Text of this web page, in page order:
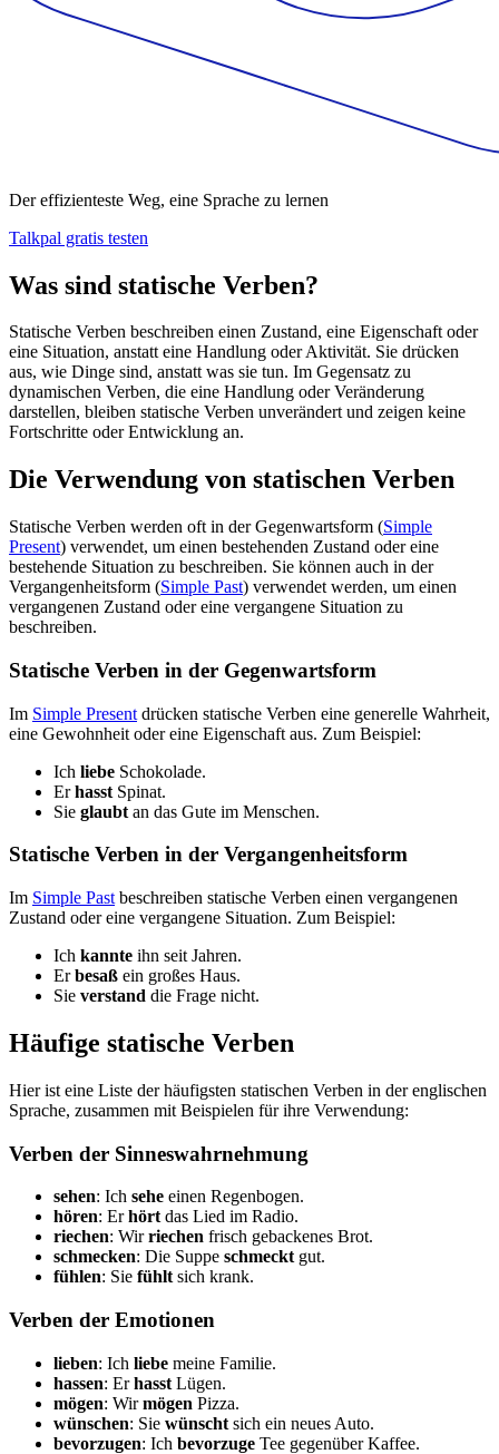
Der effizienteste Weg, eine Sprache zu lernen
Talkpal gratis testen
Was sind statische Verben?
Statische Verben beschreiben einen Zustand, eine Eigenschaft oder
eine Situation, anstatt eine Handlung oder Aktivität. Sie drücken
aus, wie Dinge sind, anstatt was sie tun. Im Gegensatz zu
dynamischen Verben, die eine Handlung oder Veränderung
darstellen, bleiben statische Verben unverändert und zeigen keine
Fortschritte oder Entwicklung an.
Die Verwendung von statischen Verben
Statische Verben werden oft in der Gegenwartsform (Simple
Present) verwendet, um einen bestehenden Zustand oder eine
bestehende Situation zu beschreiben. Sie können auch in der
Vergangenheitsform (Simple Past) verwendet werden, um einen
vergangenen Zustand oder eine vergangene Situation zu
beschreiben.
Statische Verben in der Gegenwartsform
Im Simple Present drücken statische Verben eine generelle Wahrheit,
eine Gewohnheit oder eine Eigenschaft aus. Zum Beispiel:
Ich liebe Schokolade.
Erhasst Spinat.
Sie glaubt an das Gute im Menschen.
Statische Verben in der Vergangenheitsform
Im Simple Past beschreiben statische Verben einen vergangenen
Zustand oder eine vergangene Situation. Zum Beispiel:
Ich kannte ihn seit Jahren.
Erbesaß ein großes Haus.
Sie verstand die Frage nicht.
Häufige statische Verben
Hier ist eine Liste der häufigsten statischen Verben in der englischen
Sprache, zusammen mit Beispielen für ihre Verwendung:
Verben der Sinneswahrnehmung
sehen: Ich sehe einen Regenbogen.
hören: Erhört das Lied im Radio.
riechen: Wirriechen frisch gebackenes Brot.
schmecken: Die Suppe schmeckt gut.
fühlen: Sie fühlt sich krank.
Verben der Emotionen
lieben: Ich liebe meine Familie.
hassen: Erhasst Lügen.
mögen: Wirmögen Pizza.
wünschen: Sie wünscht sich ein neues Auto.
bevorzugen: Ich bevorzuge Tee gegenüber Kaffee.